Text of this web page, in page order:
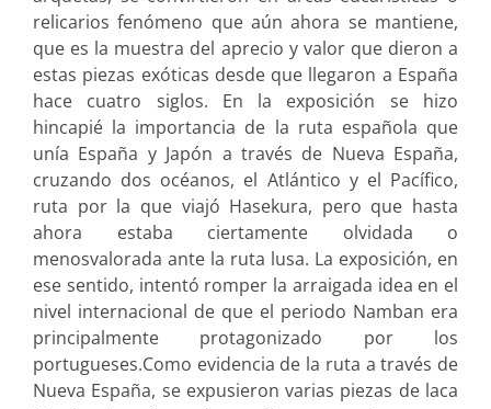
relicarios fenómeno que aún ahora se mantiene,
que es la muestra del aprecio y valor que dieron a
estas piezas exóticas desde que llegaron a España
hace cuatro siglos. En la exposición se hizo
hincapié la importancia de la ruta española que
unía España y Japón a través de Nueva España,
cruzando dos océanos, el Atlántico y el Pacífico,
ruta por la que viajó Hasekura, pero que hasta
ahora estaba ciertamente olvidada o
menosvalorada ante la ruta lusa. La exposición, en
ese sentido, intentó romper la arraigada idea en el
nivel internacional de que el periodo Namban era
principalmente protagonizado por los
portugueses.Como evidencia de la ruta a través de
Nueva España, se expusieron varias piezas de laca